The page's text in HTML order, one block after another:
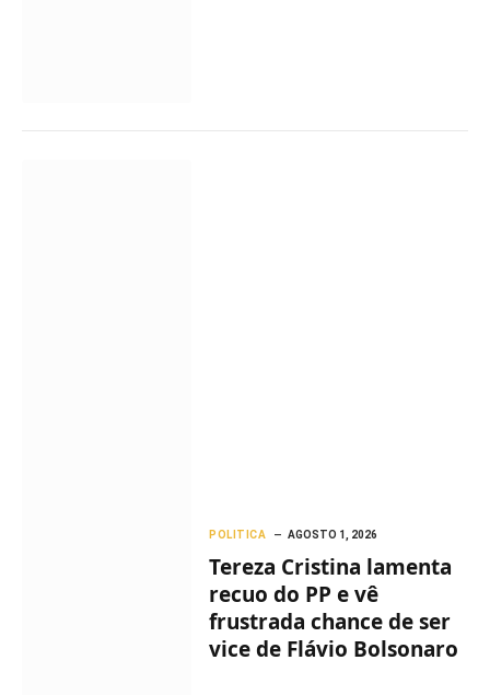
POLITICA AGOSTO 1, 2026
Tereza Cristina lamenta
recuo do PP e vê
frustrada chance de ser
vice de Flávio Bolsonaro